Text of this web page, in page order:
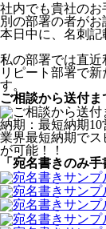
社内でも貴社のお
別の部署の者がお
本日中に、名刺記
私の部署では直近
リピート部署で
す。
ご相談から送付ま
納期：最短納期10
業界最短納期でス
が可能！！
「宛名書きのみ